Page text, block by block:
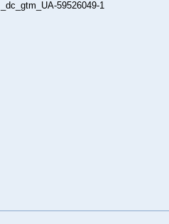
_dc_gtm_UA-59526049-1